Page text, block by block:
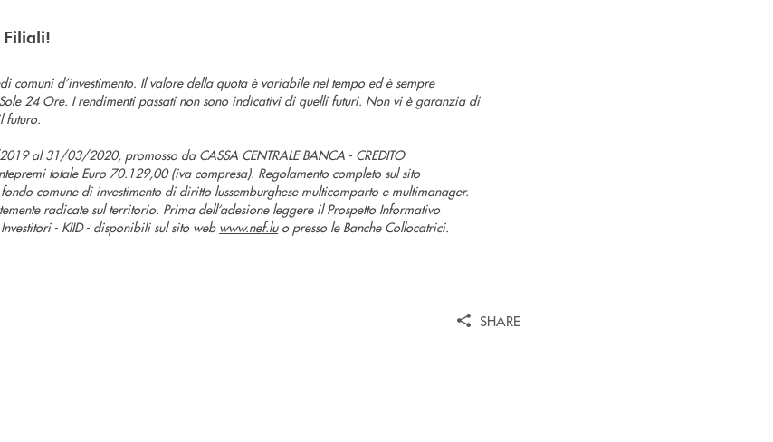
Filiali!
comuni d’investimento. Il valore della quota è variabile nel tempo ed è sempre
24 Ore. I rendimenti passati non sono indicativi di quelli futuri. Non vi è garanzia di
futuro.
al 31/03/2020, promosso da CASSA CENTRALE BANCA - CREDITO
totale Euro 70.129,00 (iva compresa). Regolamento completo sul sito
comune di investimento di diritto lussemburghese multicomparto e multimanager.
radicate sul territorio. Prima dell’adesione leggere il Prospetto Informativo
- KIID - disponibili sul sito web www.nef.luo presso le Banche Collocatrici.
SHARE